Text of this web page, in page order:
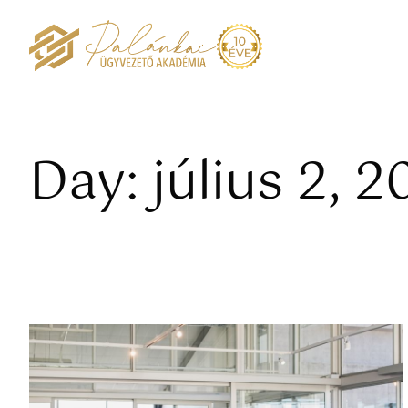
Day: július 2,